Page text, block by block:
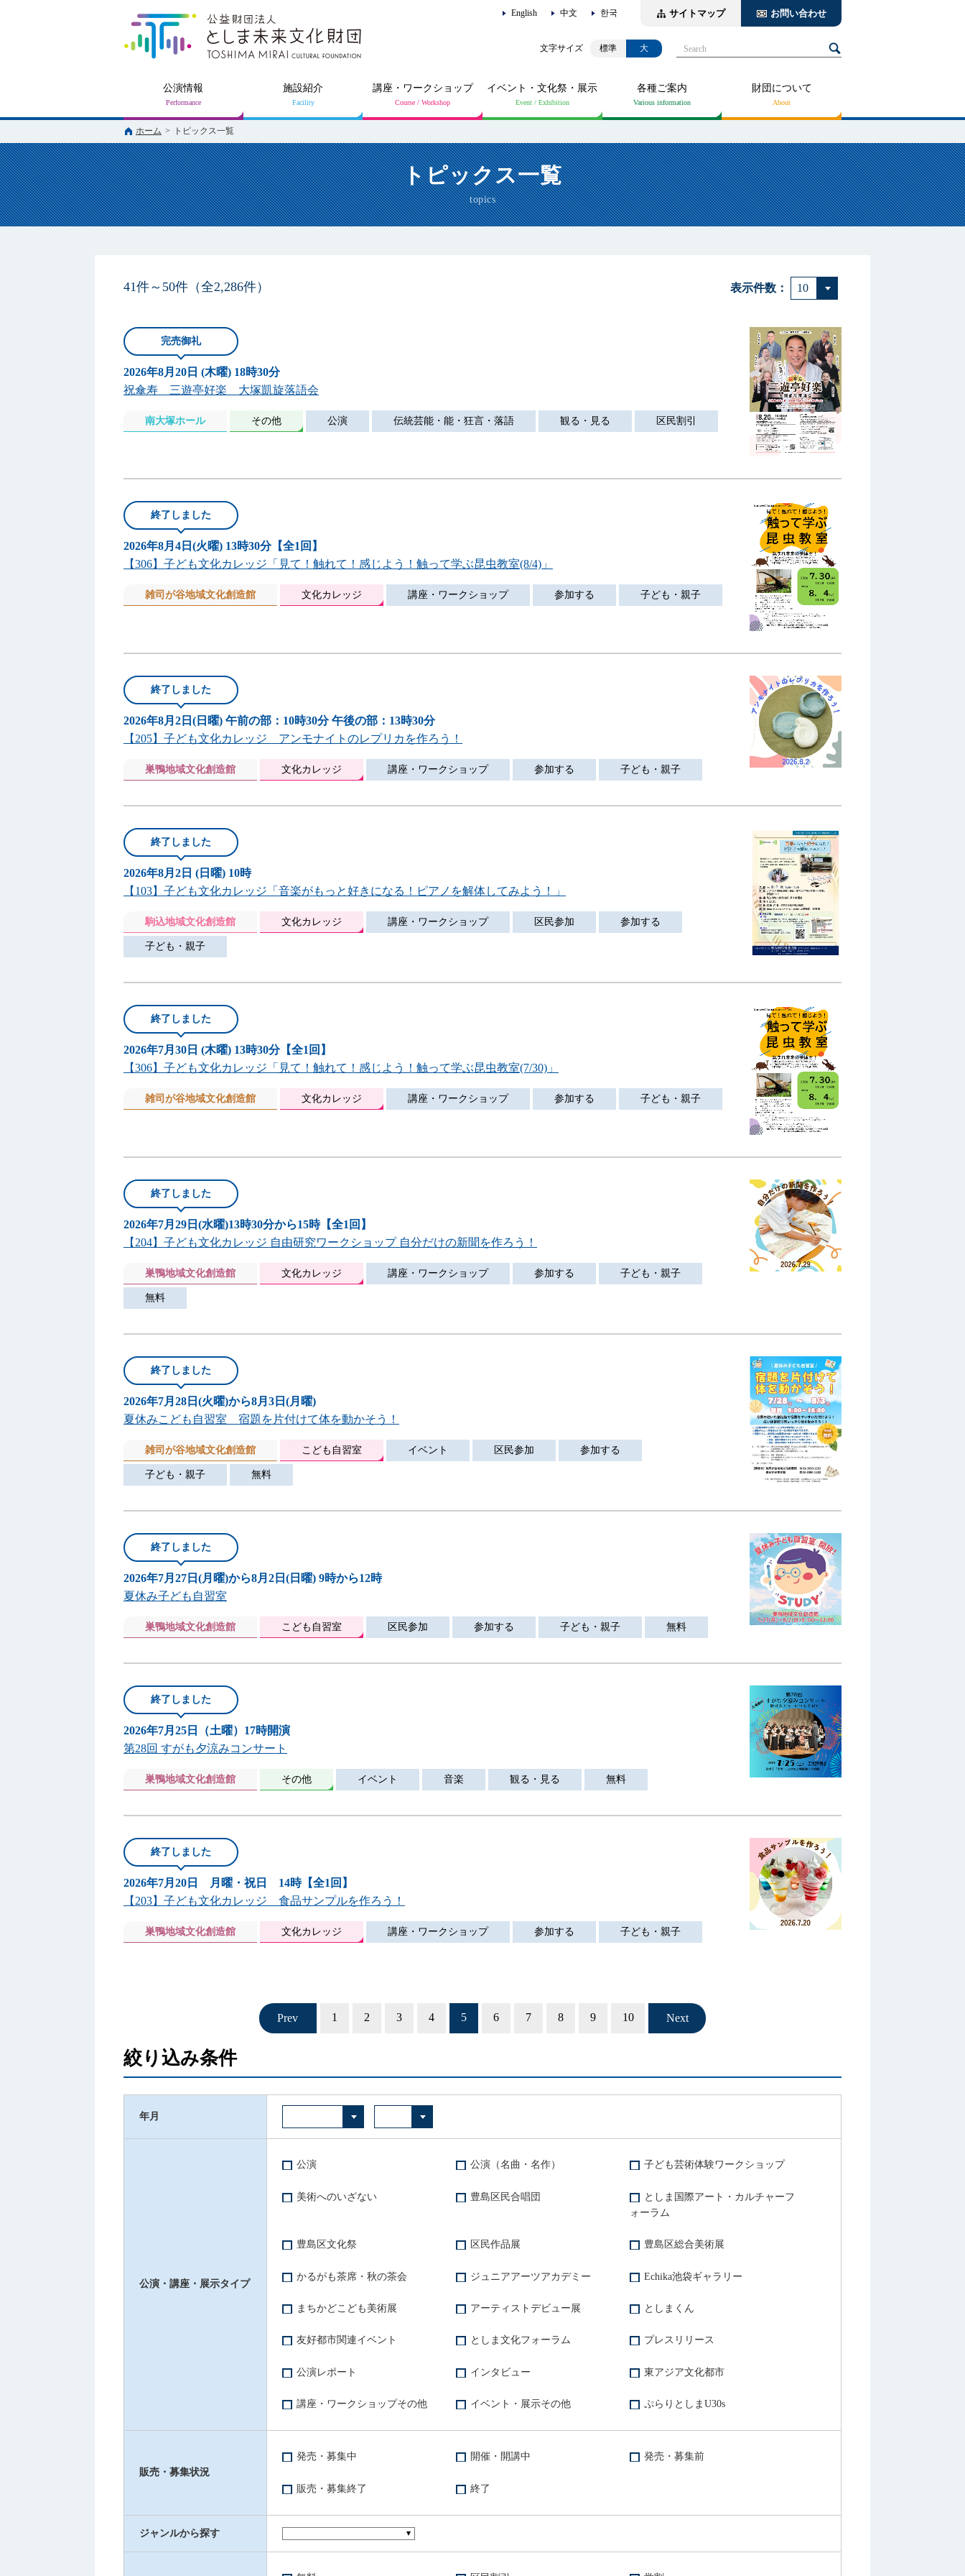
English 中文 한국 サイトマップ お問い合わせ
標準 大 Search
公演情報 施設紹介 講座・ワークショップ イベント・文化祭・展示 各種ご案内 財団について
ホーム > トピックス一覧
トピックス一覧
topics
表示件数：
41件～50件（全2,286件）
完売御礼
2026年8月20日 (木曜) 18時30分
祝傘寿 三遊亭好楽 大塚凱旋落語会
南大塚ホール その他 公演 伝統芸能・能・狂言・落語 観る・見る 区民割引
終了しました
2026年8月4日(火曜) 13時30分【全1回】
【306】子ども文化カレッジ「見て！触れて！感じよう！触って学ぶ昆虫教室(8/4)」
雑司が谷地域文化創造館 文化カレッジ 講座・ワークショップ 参加する 子ども・親子
終了しました
2026年8月2日(日曜) 午前の部：10時30分 午後の部：13時30分
【205】子ども文化カレッジ アンモナイトのレプリカを作ろう！
巣鴨地域文化創造館 文化カレッジ 講座・ワークショップ 参加する 子ども・親子
終了しました
2026年8月2日 (日曜) 10時
【103】子ども文化カレッジ「音楽がもっと好きになる！ピアノを解体してみよう！」
駒込地域文化創造館 文化カレッジ 講座・ワークショップ 区民参加 参加する
子ども・親子
終了しました
2026年7月30日 (木曜) 13時30分【全1回】
【306】子ども文化カレッジ「見て！触れて！感じよう！触って学ぶ昆虫教室(7/30)」
雑司が谷地域文化創造館 文化カレッジ 講座・ワークショップ 参加する 子ども・親子
終了しました
2026年7月29日(水曜)13時30分から15時【全1回】
【204】子ども文化カレッジ 自由研究ワークショップ 自分だけの新聞を作ろう！
巣鴨地域文化創造館 文化カレッジ 講座・ワークショップ 参加する 子ども・親子
無料
終了しました
2026年7月28日(火曜)から8月3日(月曜)
夏休みこども自習室 宿題を片付けて体を動かそう！
雑司が谷地域文化創造館 こども自習室 イベント 区民参加 参加する
子ども・親子 無料
終了しました
2026年7月27日(月曜)から8月2日(日曜) 9時から12時
夏休み子ども自習室
巣鴨地域文化創造館 こども自習室 区民参加 参加する 子ども・親子 無料
終了しました
2026年7月25日（土曜）17時開演
第28回 すがも夕涼みコンサート
巣鴨地域文化創造館 その他 イベント 音楽 観る・見る 無料
終了しました
2026年7月20日 月曜・祝日 14時【全1回】
【203】子ども文化カレッジ 食品サンプルを作ろう！
巣鴨地域文化創造館 文化カレッジ 講座・ワークショップ 参加する 子ども・親子
前へ
1 2 3 4 5 6 7 8 9 10
絞り込み条件
年月
公演・講座・展示タイプ
公演 公演（名曲・名作） 子ども芸術体験ワークショップ
美術へのいざない 豊島区民合唱団
としま国際アート・カルチャーフ
ォーラム
豊島区文化祭 区民作品展 豊島区総合美術展
かるがも茶席・秋の茶会 ジュニアアーツアカデミー Echika池袋ギャラリー
まちかどこども美術展 アーティストデビュー展 としまくん
友好都市関連イベント としま文化フォーラム プレスリリース
公演レポート インタビュー 東アジア文化都市
講座・ワークショップその他 イベント・展示その他 ぷらりとしまU30s
販売・募集状況
発売・募集中 開催・開講中 発売・募集前
販売・募集終了 終了
ジャンルから探す